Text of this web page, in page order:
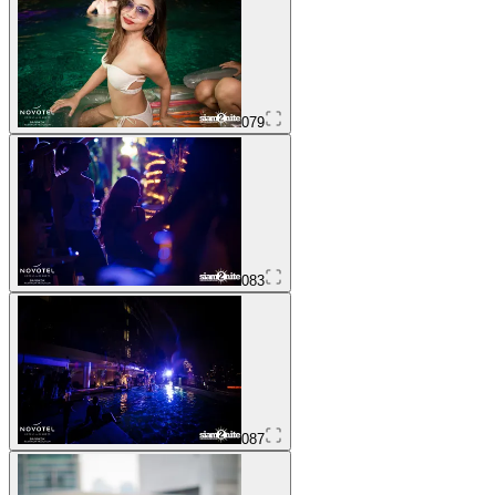
079
083
087